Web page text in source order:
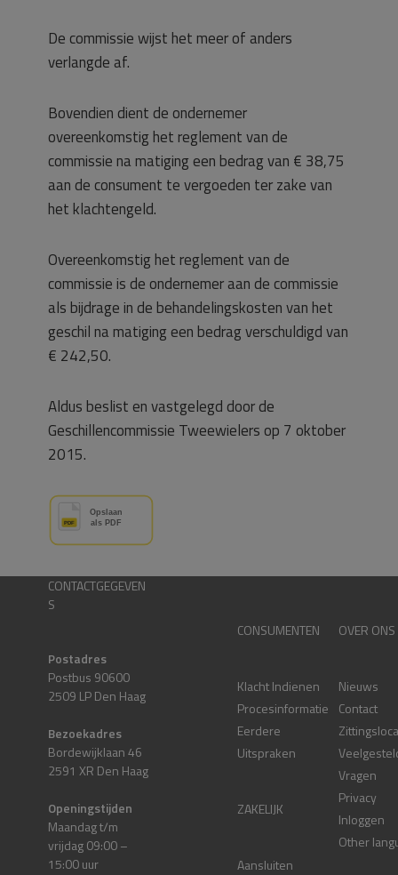
De commissie wijst het meer of anders
verlangde af.
Bovendien dient de ondernemer
overeenkomstig het reglement van de
commissie na matiging een bedrag van € 38,75
aan de consument te vergoeden ter zake van
het klachtengeld.
Overeenkomstig het reglement van de
commissie is de ondernemer aan de commissie
als bijdrage in de behandelingskosten van het
geschil na matiging een bedrag verschuldigd van
€ 242,50.
Aldus beslist en vastgelegd door de
Geschillencommissie Tweewielers op 7 oktober
2015.
CONTACTGEGEVEN
S
Postadres
Postbus 90600
2509 LP Den Haag
Bezoekadres
Bordewijklaan 46
2591 XR Den Haag
Openingstijden
Maandag t/m
vrijdag 09:00 –
15:00 uur
CONSUMENTEN
Klacht Indienen
Procesinformatie
Eerdere
Uitspraken
ZAKELIJK
Aansluiten
OVER ONS
Nieuws
Contact
Vragen
Privacy
Inloggen
Other